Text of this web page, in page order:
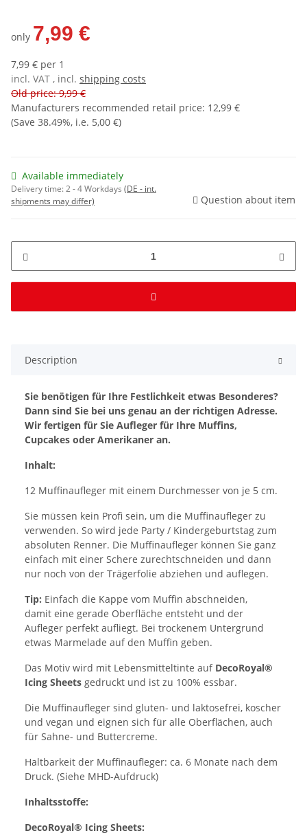
only 7,99 €
7,99 € per 1
incl. VAT , incl. shipping costs
Old price: 9,99 €
Manufacturers recommended retail price: 12,99 €
(Save 38.49%, i.e. 5,00 €)
Available immediately
Delivery time:2 - 4 Workdays (DE - int.
shipments may differ)
Question about item
Description
Sie benötigen für Ihre Festlichkeit etwas Besonderes?
Dann sind Sie bei uns genau an der richtigen Adresse.
Wir fertigen für Sie Aufleger für Ihre Muffins,
Cupcakes oder Amerikaner an.
Inhalt:
12 Muffinaufleger mit einem Durchmesser von je 5 cm.
Sie müssen kein Profi sein, um die Muffinaufleger zu
verwenden. So wird jede Party / Kindergeburtstag zum
absoluten Renner. Die Muffinaufleger können Sie ganz
einfach mit einer Schere zurechtschneiden und dann
nur noch von der Trägerfolie abziehen und auflegen.
Tip: Einfach die Kappe vom Muffin abschneiden,
damit eine gerade Oberfläche entsteht und der
Aufleger perfekt aufliegt. Bei trockenem Untergrund
etwas Marmelade auf den Muffin geben.
Das Motiv wird mit Lebensmitteltinte auf DecoRoyal®
Icing Sheets gedruckt und ist zu 100% essbar.
Die Muffinaufleger sind gluten- und laktosefrei, koscher
und vegan und eignen sich für alle Oberflächen, auch
für Sahne- und Buttercreme.
Haltbarkeit der Muffinaufleger: ca. 6 Monate nach dem
Druck. (Siehe MHD-Aufdruck)
Inhaltsstoffe:
DecoRoyal® Icing Sheets: